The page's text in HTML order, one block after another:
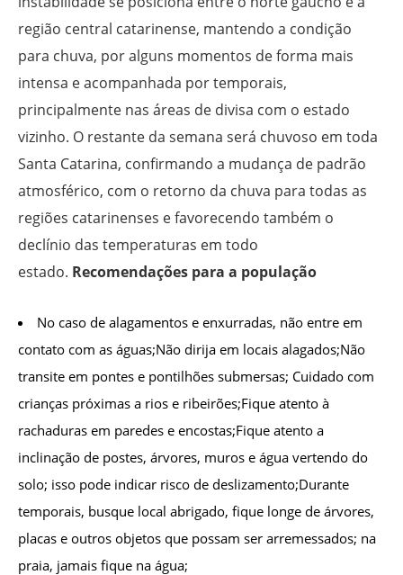
região central catarinense, mantendo a condição
para chuva, por alguns momentos de forma mais
intensa e acompanhada por temporais,
principalmente nas áreas de divisa com o estado
vizinho. O restante da semana será chuvoso em toda
Santa Catarina, confirmando a mudança de padrão
atmosférico, com o retorno da chuva para todas as
regiões catarinenses e favorecendo também o
declínio das temperaturas em todo
estado. Recomendações para a população
No caso de alagamentos e enxurradas, não entre em
contato com as águas;Não dirija em locais alagados;Não
transite em pontes e pontilhões submersas; Cuidado com
crianças próximas a rios e ribeirões;Fique atento à
rachaduras em paredes e encostas;Fique atento a
inclinação de postes, árvores, muros e água vertendo do
solo; isso pode indicar risco de deslizamento;Durante
temporais, busque local abrigado, fique longe de árvores,
placas e outros objetos que possam ser arremessados; na
praia, jamais fique na água;